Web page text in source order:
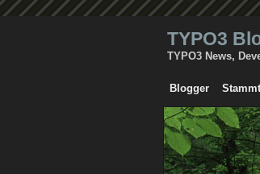
TYPO3
TYPO3 News,
Blogger